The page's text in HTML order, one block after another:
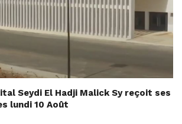
Seydi El Hadji Malick Sy reçoit ses
lundi 10 Août